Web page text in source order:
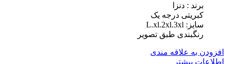
برند : دنزا
کبریتی درجه یک
سایز: L.xl.2xl.3xl
رنگبندی طبق تصویر
افزودن به علاقه مندی
اطلاعات بیشتر